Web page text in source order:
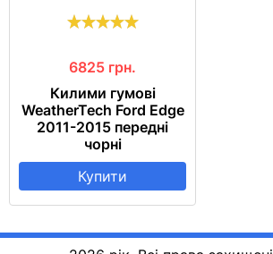
6825 грн.
Килими гумові
WeatherTech Ford Edge
2011-2015 передні
чорні
Купити